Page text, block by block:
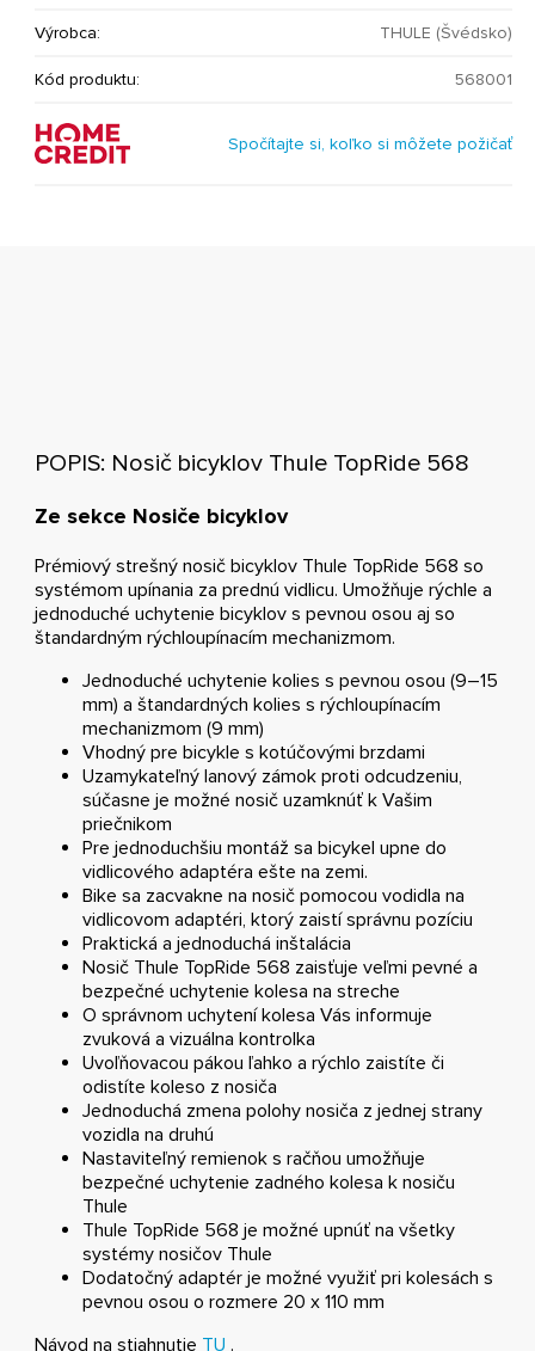
Výrobca: THULE (Švédsko)
Kód produktu: 568001
Spočítajte si, koľko si môžete požičať
POPIS: Nosič bicyklov Thule TopRide 568
Ze sekce Nosiče bicyklov
Prémiový strešný nosič bicyklov Thule TopRide 568 so
systémom upínania za prednú vidlicu. Umožňuje rýchle a
jednoduché uchytenie bicyklov s pevnou osou aj so
štandardným rýchloupínacím mechanizmom.
Jednoduché uchytenie kolies s pevnou osou (9–15
mm) a štandardných kolies s rýchloupínacím
mechanizmom (9 mm)
Vhodný pre bicykle s kotúčovými brzdami
Uzamykateľný lanový zámok proti odcudzeniu,
súčasne je možné nosič uzamknúť k Vašim
priečnikom
Pre jednoduchšiu montáž sa bicykel upne do
vidlicového adaptéra ešte na zemi.
Bike sa zacvakne na nosič pomocou vodidla na
vidlicovom adaptéri, ktorý zaistí správnu pozíciu
Praktická a jednoduchá inštalácia
Nosič Thule TopRide 568 zaisťuje veľmi pevné a
bezpečné uchytenie kolesa na streche
O správnom uchytení kolesa Vás informuje
zvuková a vizuálna kontrolka
Uvoľňovacou pákou ľahko a rýchlo zaistíte či
odistíte koleso z nosiča
Jednoduchá zmena polohy nosiča z jednej strany
vozidla na druhú
Nastaviteľný remienok s račňou umožňuje
bezpečné uchytenie zadného kolesa k nosiču
Thule
Thule TopRide 568 je možné upnúť na všetky
systémy nosičov Thule
Dodatočný adaptér je možné využiť pri kolesách s
pevnou osou o rozmere 20 x 110 mm
Návod na stiahnutie TU .